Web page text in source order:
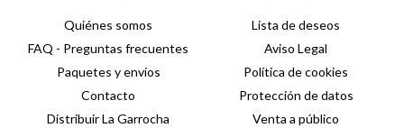
Quiénes somos
FAQ - Preguntas frecuentes
Paquetes y envíos
Contacto
Distribuir La Garrocha
Lista de deseos
Aviso Legal
Política de cookies
Protección de datos
Venta a público